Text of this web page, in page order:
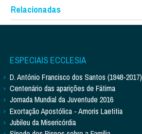
Relacionadas
ESPECIAIS ECCLESIA
D. António Francisco dos Santos (1948-2017)
Centenário das aparições de Fátima
Jornada Mundial da Juventude 2016
Exortação Apostólica - Amoris Laetitia
Jubileu da Misericórdia